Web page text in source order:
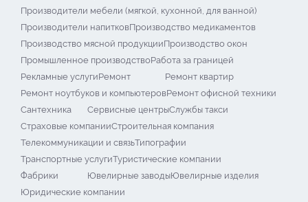
Производители мебели (мягкой, кухонной, для ванной)
Производители напитковПроизводство медикаментов
Производство мясной продукцииПроизводство окон
Промышленное производствоРабота за границей
Рекламные услугиРемонт
Ремонт квартир
Ремонт ноутбуков и компьютеровРемонт офисной техники
Сантехника
Сервисные центрыСлужбы такси
Страховые компанииСтроительная компания
Телекоммуникации и связьТипографии
Транспортные услугиТуристические компании
Фабрики
Ювелирные заводыЮвелирные изделия
Юридические компании